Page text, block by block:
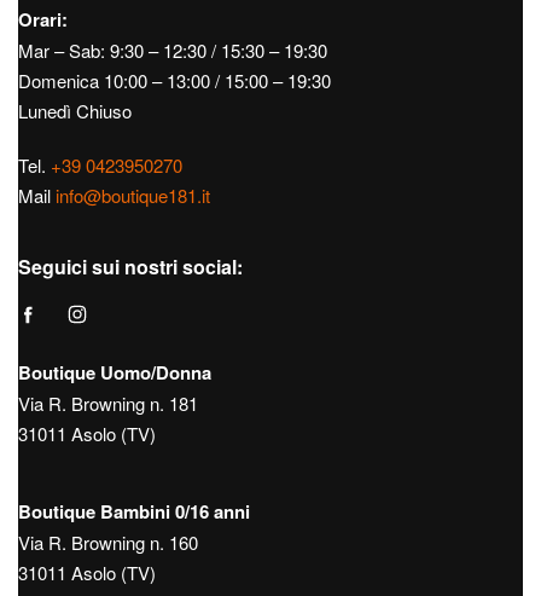
Orari:
Mar – Sab: 9:30 – 12:30 / 15:30 – 19:30
Domenica 10:00 – 13:00 / 15:00 – 19:30
Lunedì Chiuso
Tel. +39 0423950270
Mail info@boutique181.it
Seguici sui nostri social:
Boutique Uomo/Donna
Via R. Browning n. 181
31011 Asolo (TV)
Boutique Bambini 0/16 anni
Via R. Browning n. 160
31011 Asolo (TV)